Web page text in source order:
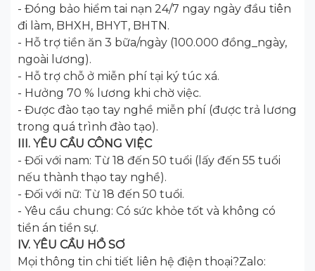
- Đóng bảo hiểm tai nạn 24/7 ngay ngày đầu tiên
đi làm, BHXH, BHYT, BHTN.
- Hỗ trợ tiền ăn 3 bữa/ngày (100.000 đồng_ngày,
ngoài lương).
- Hỗ trợ chỗ ở miễn phí tại ký túc xá.
- Hưởng 70 % lương khi chờ việc.
- Được đào tạo tay nghề miễn phí (được trả lương
trong quá trình đào tạo).
III. YÊU CẦU CÔNG VIỆC
- Đối với nam: Từ 18 đến 50 tuổi (lấy đến 55 tuổi
nếu thành thạo tay nghề).
- Đối với nữ: Từ 18 đến 50 tuổi.
- Yêu cầu chung: Có sức khỏe tốt và không có
tiền án tiền sự.
IV. YÊU CẦU HỒ SƠ
Mọi thông tin chi tiết liên hệ điện thoại?Zalo: